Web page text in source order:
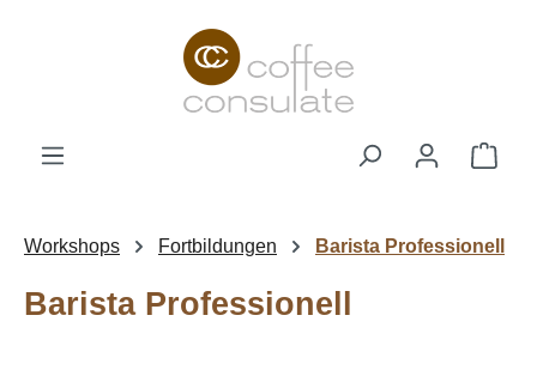
Zum Hauptinhalt springen
Workshops Fortbildungen Barista Professionell
Barista Professionell